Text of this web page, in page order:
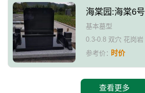
海棠园:海棠6号
基本墓型
0.3-0.8 双穴 花岗岩
参考价：时价
查看更多